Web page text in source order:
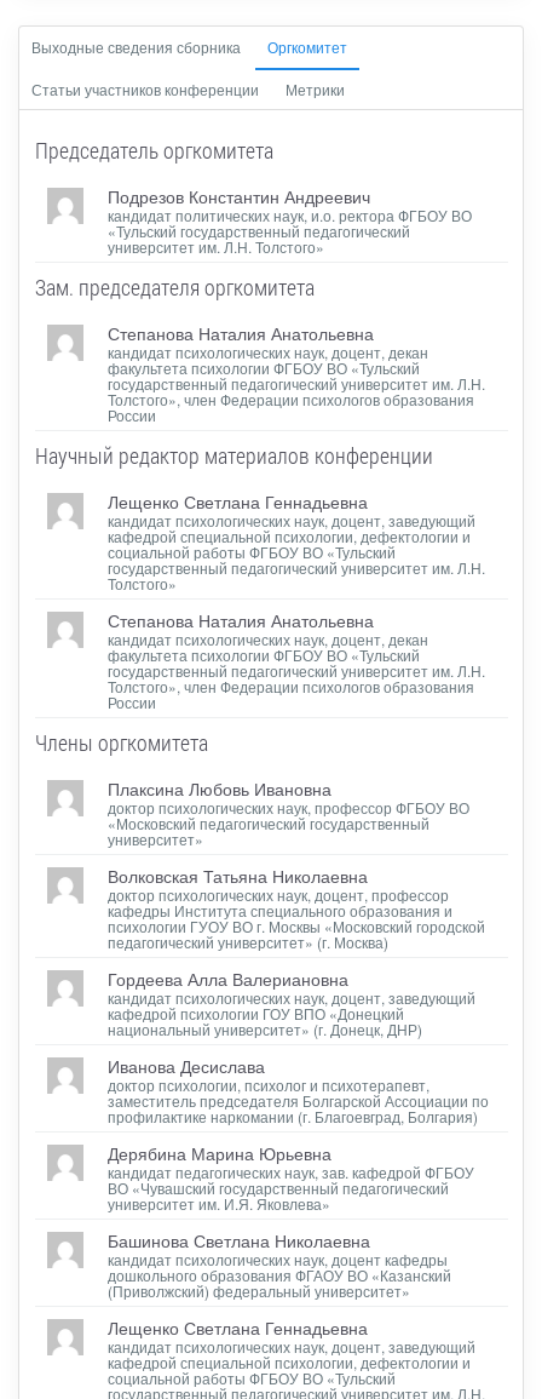
Выходные сведения сборника Оргкомитет
Статьи участников конференции Метрики
Председатель оргкомитета
Подрезов Константин Андреевич
кандидат политических наук, и.о. ректора ФГБОУ ВО
«Тульский государственный педагогический
университет им. Л.Н. Толстого»
Зам. председателя oргкомитета
Степанова Наталия Анатольевна
кандидат психологических наук, доцент, декан
факультета психологии ФГБОУ ВО «Тульский
государственный педагогический университет им. Л.Н.
Толстого», член Федерации психологов образования
России
Научный редактор материалов конференции
Лещенко Светлана Геннадьевна
кандидат психологических наук, доцент, заведующий
кафедрой специальной психологии, дефектологии и
социальной работы ФГБОУ ВО «Тульский
государственный педагогический университет им. Л.Н.
Толстого»
Степанова Наталия Анатольевна
кандидат психологических наук, доцент, декан
факультета психологии ФГБОУ ВО «Тульский
государственный педагогический университет им. Л.Н.
Толстого», член Федерации психологов образования
России
Члены оргкомитета
Плаксина Любовь Ивановна
доктор психологических наук, профессор ФГБОУ ВО
«Московский педагогический государственный
университет»
Волковская Татьяна Николаевна
доктор психологических наук, доцент, профессор
кафедры Института специального образования и
психологии ГУОУ ВО г. Москвы «Московский городской
педагогический университет» (г. Москва)
Гордеева Алла Валериановна
кандидат психологических наук, доцент, заведующий
кафедрой психологии ГОУ ВПО «Донецкий
национальный университет» (г. Донецк, ДНР)
Иванова Десислава
доктор психологии, психолог и психотерапевт,
заместитель председателя Болгарской Ассоциации по
профилактике наркомании (г. Благоевград, Болгария)
Дерябина Марина Юрьевна
кандидат педагогических наук, зав. кафедрой ФГБОУ
ВО «Чувашский государственный педагогический
университет им. И.Я. Яковлева»
Башинова Светлана Николаевна
кандидат психологических наук, доцент кафедры
дошкольного образования ФГАОУ ВО «Казанский
(Приволжский) федеральный университет»
Лещенко Светлана Геннадьевна
кандидат психологических наук, доцент, заведующий
кафедрой специальной психологии, дефектологии и
социальной работы ФГБОУ ВО «Тульский
государственный педагогический университет им. Л.Н.